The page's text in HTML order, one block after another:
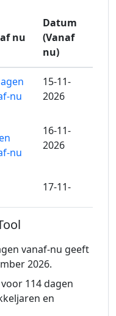
nu
Datum
(Vanaf
nu)
nu
15-11-
2026
nu
16-11-
2026
nu
17-11-
nu
18-11-
2026
19-11-
vanaf-nu geeft
2026.
114 dagen
en